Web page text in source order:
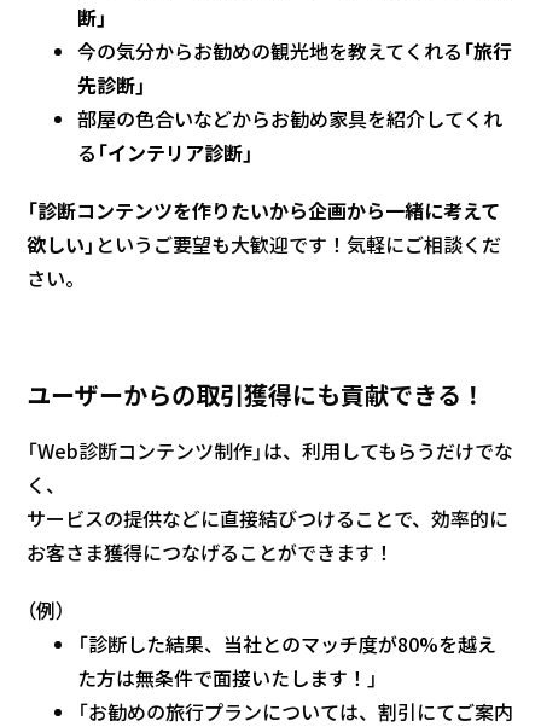
断」
今の気分からお勧めの観光地を教えてくれる 「旅行
先診断」
部屋の色合いなどからお勧め家具を紹介してくれ
る 「インテリア診断」
「診断コンテンツを作りたいから企画から一緒に考えて
欲しい」 というご要望も大歓迎です！気軽にご相談くだ
さい。
ユーザーからの取引獲得にも貢献できる！
「Web診断コンテンツ制作」は、利用してもらうだけでな
く、
サービスの提供などに直接結びつけることで、効率的に
お客さま獲得につなげることができます！
（例）
「診断した結果、当社とのマッチ度が80%を越え
た方は無条件で面接いたします！」
「お勧めの旅行プランについては、割引にてご案内